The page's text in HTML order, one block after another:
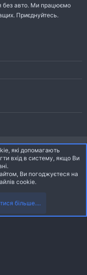
без авто. Ми працюємо
Приєднуйтесь.
Ltd.
Ltd. | dev: Pages
які допомагають
вхід в систему, якщо Ви
Ви погоджуєтеся на
cookie.
більше....